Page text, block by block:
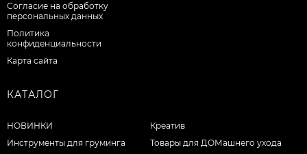
Согласие на обработку
персональных данных
Политика
конфиденциальности
Карта сайта
КАТАЛОГ
НОВИНКИ
Инструменты для груминга
Креатив
Товары для ДОМашнего ухода